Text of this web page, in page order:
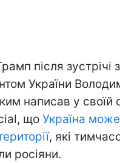
після зустрічі з
України
написав у своїй
що Україна
, які
росіяни.